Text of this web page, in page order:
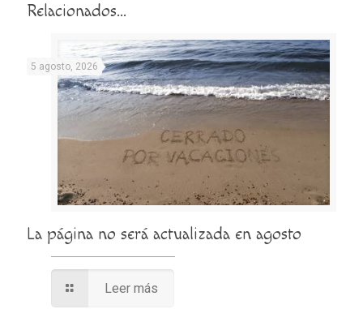
Relacionados...
5 agosto, 2026
La página no será actualizada en agosto
Leer más